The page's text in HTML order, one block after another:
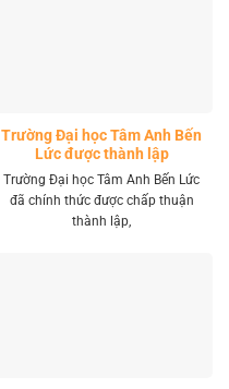
Trường Đại học Tâm Anh Bến
Lức được thành lập
Trường Đại học Tâm Anh Bến Lức
đã chính thức được chấp thuận
thành lập,